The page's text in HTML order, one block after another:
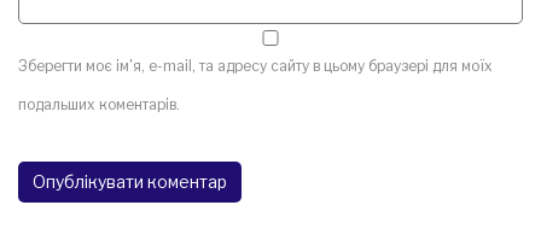
Зберегти моє ім'я, e-mail, та адресу сайту в цьому браузері для моїх
подальших коментарів.